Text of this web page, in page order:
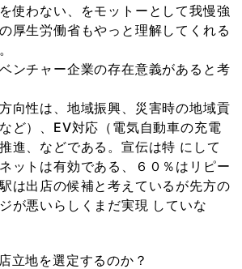
使わない、をモットーとして我慢強
厚生労働省もやっと理解してくれる
ンチャー企業の存在意義があると考
向性は、地域振興、災害時の地域貢
ど）、EV対応（電気自動車の充電
進、などである。宣伝は特 にして
ットは有効である、６０％はリピー
は出店の候補と考えているが先方の
が悪いらしくまだ実現 していな
立地を選定するのか？